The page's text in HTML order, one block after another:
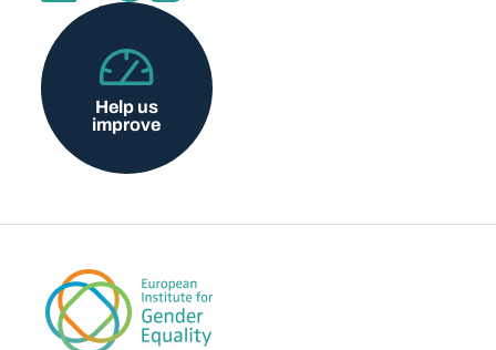
Help us
improve